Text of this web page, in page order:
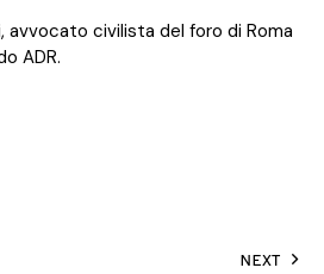
avvocato civilista del foro di Roma
ADR.
NEXT